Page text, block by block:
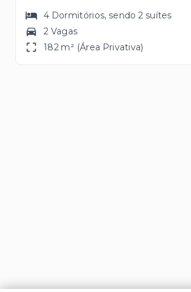
4 Dormitórios, sendo2 suítes
2 Vagas
182 m² (Área Privativa)